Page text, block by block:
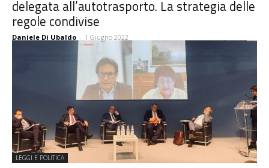
delegata all’autotrasporto. La strategia delle
regole condivise
Daniele Di Ubaldo - 1 Giugno 2022
LEGGI E POLITICA